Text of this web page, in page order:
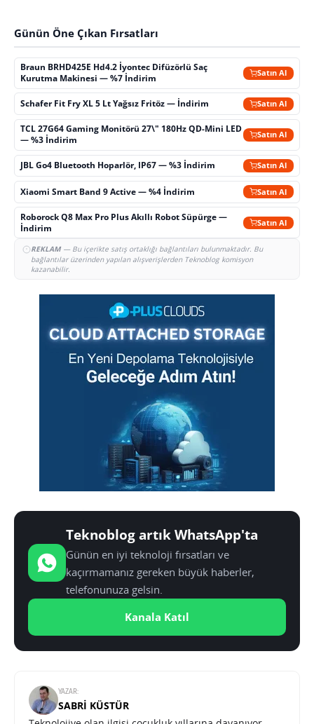
Günün Öne Çıkan Fırsatları
Braun BRHD425E Hd4.2 İyontec Difüzörlü Saç
Kurutma Makinesi — %7 İndirim
Satın Al
Schafer Fit Fry XL 5 Lt Yağsız Fritöz — İndirim Satın Al
TCL 27G64 Gaming Monitörü 27\" 180Hz QD-Mini LED
— %3 İndirim
Satın Al
JBL Go4 Bluetooth Hoparlör, IP67 — %3 İndirim Satın Al
Xiaomi Smart Band 9 Active — %4 İndirim Satın Al
Roborock Q8 Max Pro Plus Akıllı Robot Süpürge —
İndirim
Satın Al
REKLAM— Bu içerikte satış ortaklığı bağlantıları bulunmaktadır. Bu
bağlantılar üzerinden yapılan alışverişlerden Teknoblog komisyon
kazanabilir.
Teknoblog artık WhatsApp'ta
Günün en iyi teknoloji fırsatları ve
kaçırmamanız gereken büyük haberler,
telefonunuza gelsin.
Kanala Katıl
YAZAR:
SABRI KÜSTÜR